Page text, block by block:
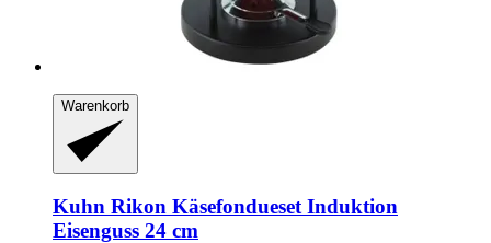
Warenkorb
Kuhn Rikon Käsefondueset Induktion
Eisenguss 24 cm